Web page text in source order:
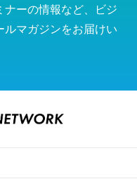
ナーの情報など、ビジ
ルマガジンをお届けい